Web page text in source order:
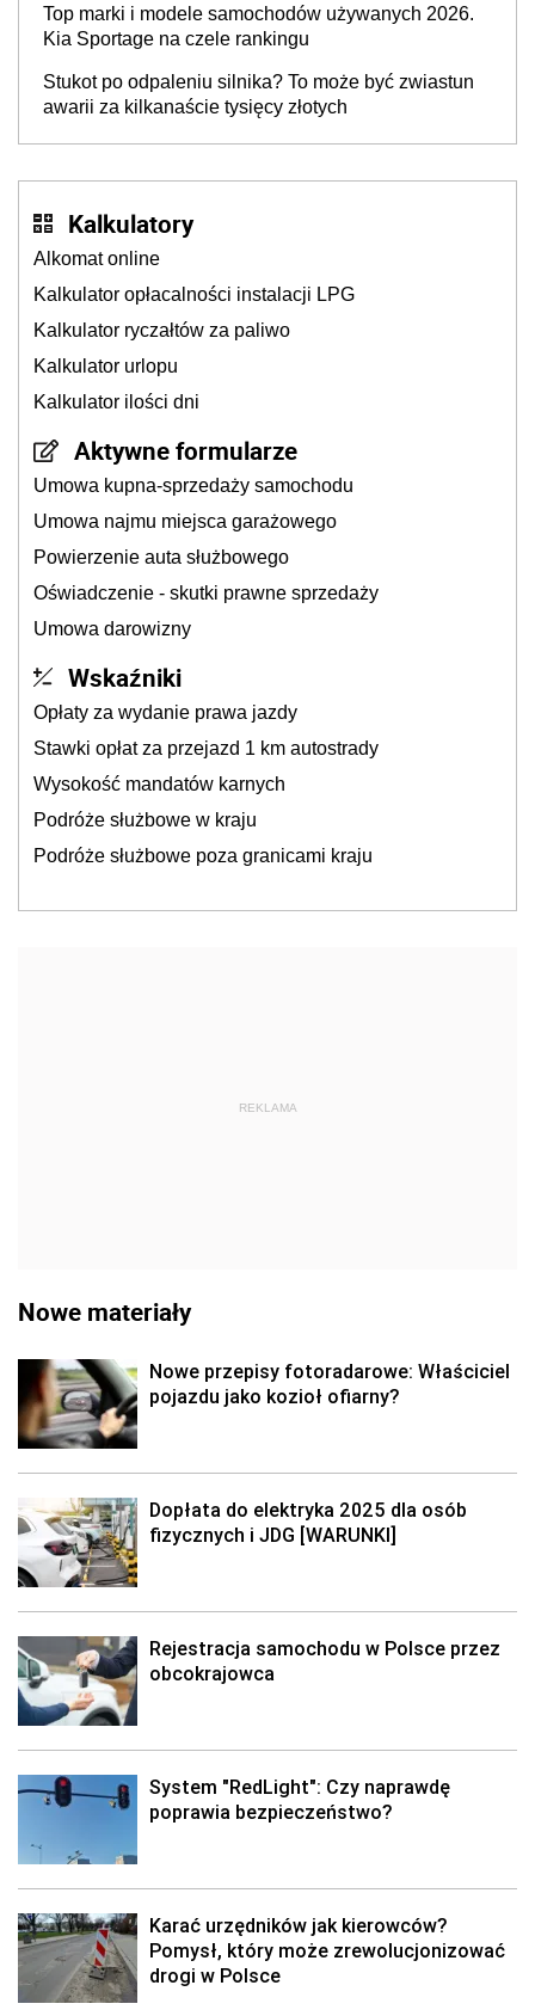
Top marki i modele samochodów używanych 2026.
Kia Sportage na czele rankingu
Stukot po odpaleniu silnika? To może być zwiastun
awarii za kilkanaście tysięcy złotych
Kalkulatory
Alkomat online
Kalkulator opłacalności instalacji LPG
Kalkulator ryczałtów za paliwo
Kalkulator urlopu
Kalkulator ilości dni
Aktywne formularze
Umowa kupna-sprzedaży samochodu
Umowa najmu miejsca garażowego
Powierzenie auta służbowego
Oświadczenie - skutki prawne sprzedaży
Umowa darowizny
Wskaźniki
Opłaty za wydanie prawa jazdy
Stawki opłat za przejazd 1 km autostrady
Wysokość mandatów karnych
Podróże służbowe w kraju
Podróże służbowe poza granicami kraju
REKLAMA
Nowe materiały
Nowe przepisy fotoradarowe: Właściciel
pojazdu jako kozioł ofiarny?
Dopłata do elektryka 2025 dla osób
fizycznych i JDG [WARUNKI]
Rejestracja samochodu w Polsce przez
obcokrajowca
System "RedLight": Czy naprawdę
poprawia bezpieczeństwo?
Karać urzędników jak kierowców?
Pomysł, który może zrewolucjonizować
drogi w Polsce